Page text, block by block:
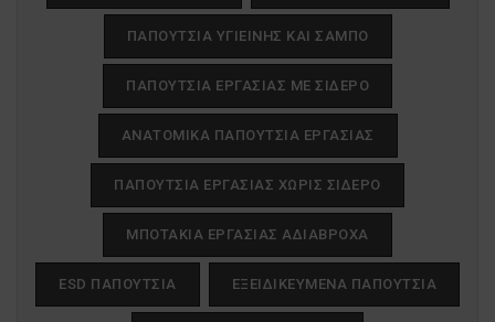
ΠΑΠΟΎΤΣΙΑ ΥΓΙΕΙΝΉΣ ΚΑΙ ΣΑΜΠΌ
ΠΑΠΟΥΤΣΙΑ ΕΡΓΑΣΙΑΣ ΜΕ ΣΙΔΕΡΟ
ΑΝΑΤΟΜΙΚΑ ΠΑΠΟΥΤΣΙΑ ΕΡΓΑΣΙΑΣ
ΠΑΠΟΥΤΣΙΑ ΕΡΓΑΣΙΑΣ ΧΩΡΙΣ ΣΙΔΕΡΟ
ΜΠΟΤΑΚΙΑ ΕΡΓΑΣΙΑΣ ΑΔΙΑΒΡΟΧΑ
ESD ΠΑΠΟΎΤΣΙΑ ΕΞΕΙΔΙΚΕΥΜΈΝΑ ΠΑΠΟΎΤΣΙΑ